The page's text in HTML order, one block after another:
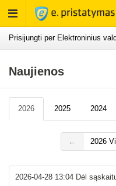
Rodyti
meniu
Prisijungti per Elektroninius
Naujienos
2026 2025 2024
← 2026
2026-04-28 13:04 Dėl